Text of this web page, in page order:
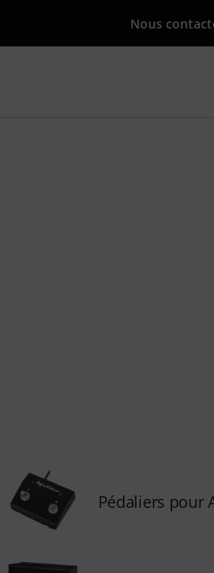
Nous
la recherche avec le
Pédaliers pour